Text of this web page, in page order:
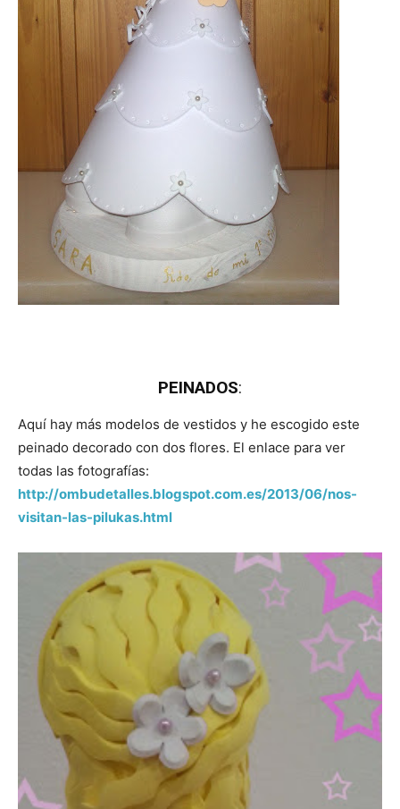
PEINADOS:
Aquí hay más modelos de vestidos y he escogido este
peinado decorado con dos flores. El enlace para ver
todas las fotografías:
http://ombudetalles.blogspot.com.es/2013/06/nos-
visitan-las-pilukas.html